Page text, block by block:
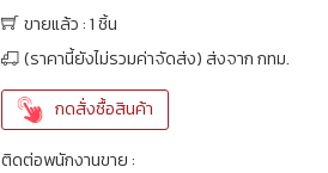
ขายแล้ว : 1 ชิ้น
(ราคานี้ยังไม่รวมค่าจัดส่ง) ส่งจาก กทม.
กดสั่งซื้อสินค้า
ติดต่อพนักงานขาย :